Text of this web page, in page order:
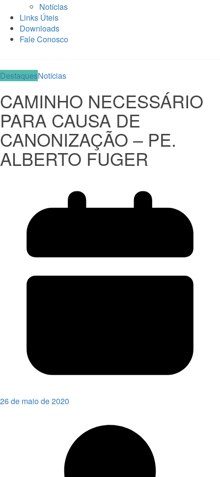
Notícias
Links Úteis
Downloads
Fale Conosco
DestaquesNotícias
CAMINHO NECESSÁRIO
PARA CAUSA DE
CANONIZAÇÃO – PE.
ALBERTO FUGER
26 de maio de 2020